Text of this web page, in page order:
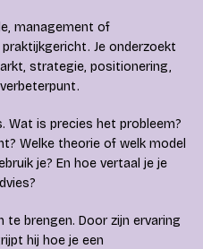
management of
Je onderzoekt
strategie, positionering,
Wat is precies het probleem?
Welke theorie of welk model
je? En hoe vertaal je je
te brengen. Door zijn ervaring
hij hoe je een